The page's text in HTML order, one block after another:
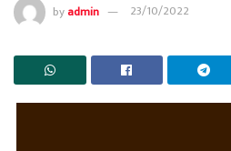
byadmin 23/10/2022